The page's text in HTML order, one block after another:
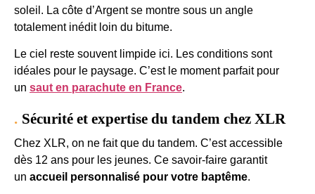
soleil. La côte d’Argent se montre sous un angle
totalement inédit loin du bitume.
Le ciel reste souvent limpide ici. Les conditions sont
idéales pour le paysage. C’est le moment parfait pour
un saut en parachute en France.
Sécurité et expertise du tandem chez XLR
Chez XLR, on ne fait que du tandem. C’est accessible
dès 12 ans pour les jeunes. Ce savoir-faire garantit
un accueil personnalisé pour votre baptême.